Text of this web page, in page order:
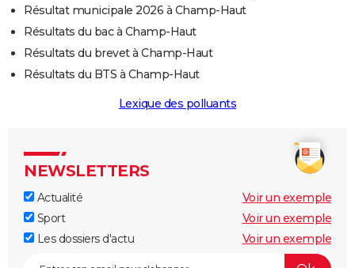
Résultat municipale 2026 à Champ-Haut
Résultats du bac à Champ-Haut
Résultats du brevet à Champ-Haut
Résultats du BTS à Champ-Haut
Lexique des polluants
NEWSLETTERS
Actualité
Voir un exemple
Sport
Voir un exemple
Les dossiers d'actu
Voir un exemple